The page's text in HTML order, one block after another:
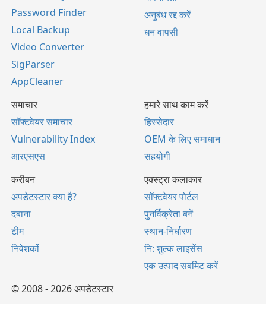
Password Finder
Local Backup
Video Converter
SigParser
AppCleaner
अनुबंध रद्द करें
धन वापसी
समाचार
सॉफ्टवेयर समाचार
Vulnerability Index
आरएसएस
हमारे साथ काम करें
हिस्सेदार
OEM के लिए समाधान
सहयोगी
करीबन
अपडेटस्टार क्या है?
दबाना
टीम
निवेशकों
एक्स्ट्रा कलाकार
सॉफ्टवेयर पोर्टल
पुनर्विक्रेता बनें
स्थान-निर्धारण
नि: शुल्क लाइसेंस
एक उत्पाद सबमिट करें
© 2008 - 2026 अपडेटस्टार